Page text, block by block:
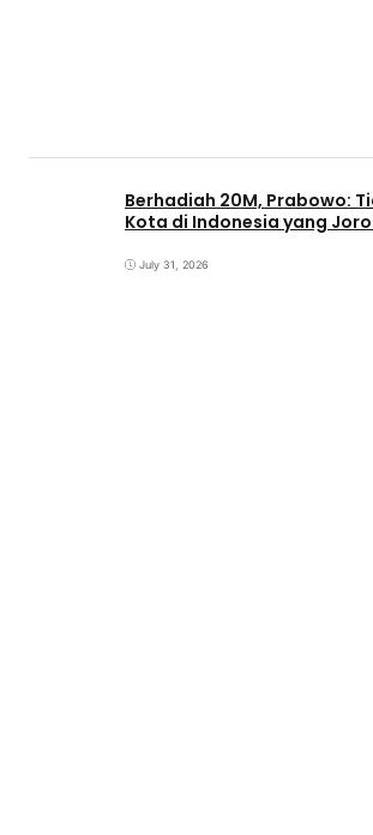
Berhadiah 20M, Prabowo:
Kota di Indonesia yang
July 31, 2026